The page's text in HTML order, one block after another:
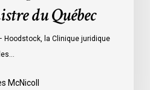
du Québec
Hoodstock, la Clinique juridique
McNicoll